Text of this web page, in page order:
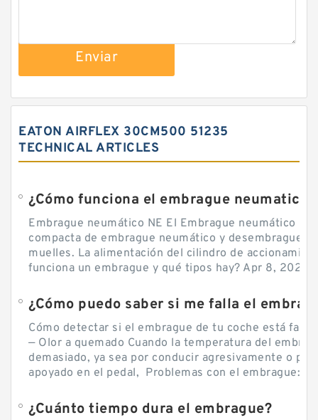
Enviar
EATON AIRFLEX 30CM500 51235
TECHNICAL ARTICLES
¿Cómo funciona el embrague neumatico?
Embrague neumático NE El Embrague neumático
compacta de embrague neumático y desembrague
muelles. La alimentación del cilindro de
funciona un embrague y qué tipos hay? Apr 8, 2020
Cómo detectar si el embrague de tu coche está
— Olor a quemado Cuando la temperatura del
demasiado, ya sea por conducir agresivamente o
apoyado en el pedal, Problemas con el embrague:
¿Cuánto tiempo dura el embrague?